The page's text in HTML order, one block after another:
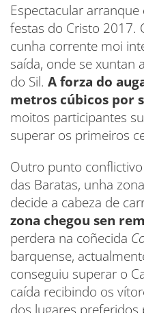
Espectacular
festas do Cristo 2017.
cunha corrente moi
saída, onde se xuntan
do Sil. A forza do
metros cúbicos por
moitos participantes
superar os primeiros
Outro punto
das Baratas, unha
decide a cabeza de
zona chegou sen
perdera na coñecida
barquense,
conseguiu superar o
caída recibindo os
dos lugares preferidos